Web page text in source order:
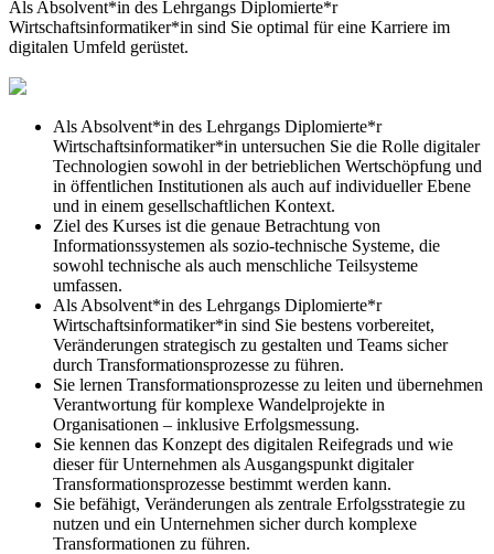
Als Absolvent*in des Lehrgangs Diplomierte*r
Wirtschaftsinformatiker*in sind Sie optimal für eine Karriere im
digitalen Umfeld gerüstet.
Als Absolvent*in des Lehrgangs Diplomierte*r
Wirtschaftsinformatiker*in untersuchen Sie die Rolle digitaler
Technologien sowohl in der betrieblichen Wertschöpfung und
in öffentlichen Institutionen als auch auf individueller Ebene
und in einem gesellschaftlichen Kontext.
Ziel des Kurses ist die genaue Betrachtung von
Informationssystemen als sozio-technische Systeme, die
sowohl technische als auch menschliche Teilsysteme
umfassen.
Als Absolvent*in des Lehrgangs Diplomierte*r
Wirtschaftsinformatiker*in sind Sie bestens vorbereitet,
Veränderungen strategisch zu gestalten und Teams sicher
durch Transformationsprozesse zu führen.
Sie lernen Transformationsprozesse zu leiten und übernehmen
Verantwortung für komplexe Wandelprojekte in
Organisationen – inklusive Erfolgsmessung.
Sie kennen das Konzept des digitalen Reifegrads und wie
dieser für Unternehmen als Ausgangspunkt digitaler
Transformationsprozesse bestimmt werden kann.
Sie befähigt, Veränderungen als zentrale Erfolgsstrategie zu
nutzen und ein Unternehmen sicher durch komplexe
Transformationen zu führen.